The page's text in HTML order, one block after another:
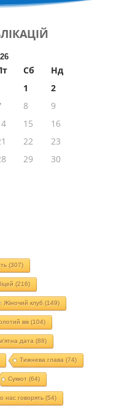
Сб
Нд
1
2
8
9
15
16
22
23
29
30
(307)
(216)
Жіночий клуб (149)
вік(104)
дата (88)
Тижнева глава (74)
Суккот (64)
нас говорять (54)